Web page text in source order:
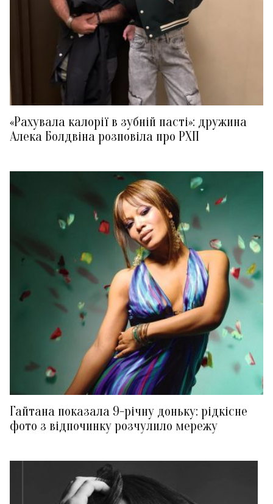
«Рахувала калорії в зубній пасті»: дружина
Алека Болдвіна розповіла про РХП
Гайтана показала 9-річну доньку: рідкісне
фото з відпочинку розчулило мережу